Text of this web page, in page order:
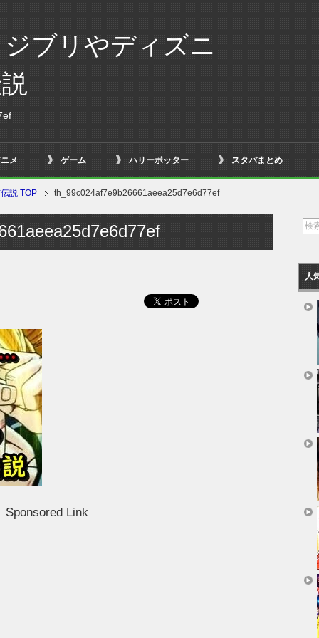
ブリやディズニ
メ ゲーム ハリーポッター スタバまとめ
説 TOP th_99c024af7e9b26661aeea25d7e6d77ef
Sponsored Link
人